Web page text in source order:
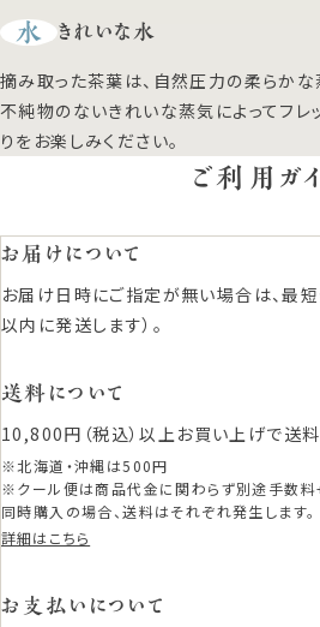
水 きれいな水
摘み取った茶葉は、自然圧力の柔らかな
不純物のないきれいな蒸気によってフ
りをお楽しみください。
ご利用ガ
お届けについて
お届け日時にご指定が無い場合は、最
以内に発送します）。
送料について
10,800円（税込）以上お買い上げで送料
※北海道・沖縄は500円
※クール便は商品代金に関わらず別途手数料
同時購入の場合、送料はそれぞれ発生します。
詳細はこちら
お支払いについて